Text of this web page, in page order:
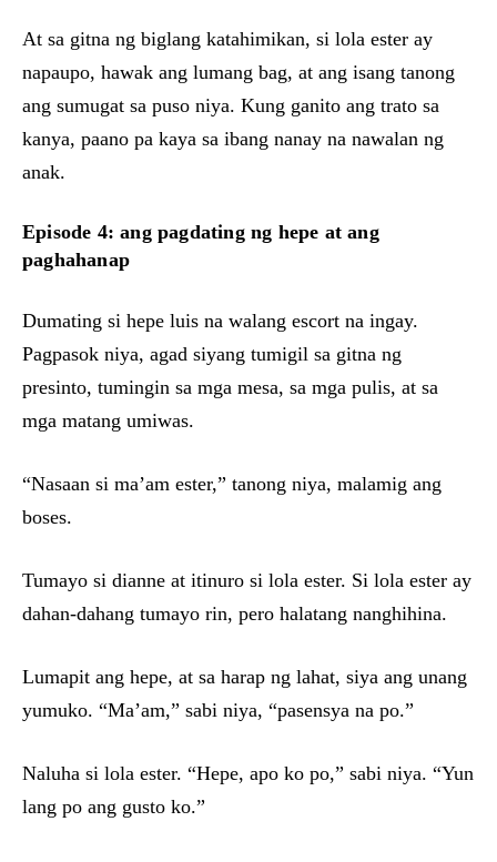
At sa gitna ng biglang katahimikan, si lola ester ay
napaupo, hawak ang lumang bag, at ang isang tanong
ang sumugat sa puso niya. Kung ganito ang trato sa
kanya, paano pa kaya sa ibang nanay na nawalan ng
anak.
Episode 4: ang pagdating ng hepe at ang
paghahanap
Dumating si hepe luis na walang escort na ingay.
Pagpasok niya, agad siyang tumigil sa gitna ng
presinto, tumingin sa mga mesa, sa mga pulis, at sa
mga matang umiwas.
“Nasaan si ma’am ester,” tanong niya, malamig ang
boses.
Tumayo si dianne at itinuro si lola ester. Si lola ester ay
dahan-dahang tumayo rin, pero halatang nanghihina.
Lumapit ang hepe, at sa harap ng lahat, siya ang unang
yumuko. “Ma’am,” sabi niya, “pasensya na po.”
Naluha si lola ester. “Hepe, apo ko po,” sabi niya. “Yun
lang po ang gusto ko.”